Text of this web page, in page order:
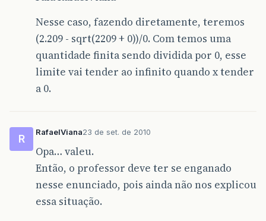
Nesse caso, fazendo diretamente, teremos
(2.209 - sqrt(2209 + 0))/0. Com temos uma
quantidade finita sendo dividida por 0, esse
limite vai tender ao infinito quando x tender
a 0.
R
RafaelViana23 de set. de 2010
Opa… valeu.
Então, o professor deve ter se enganado
nesse enunciado, pois ainda não nos explicou
essa situação.